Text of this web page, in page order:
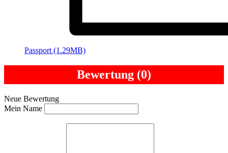
Passport (1.29MB)
Bewertung (0)
Neue Bewertung
Mein Name